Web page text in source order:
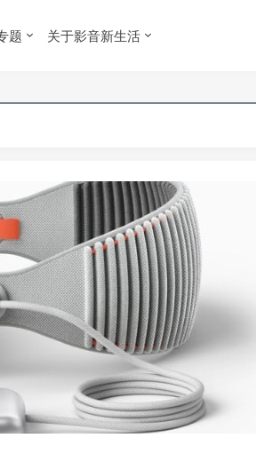
题 关于影音新生活